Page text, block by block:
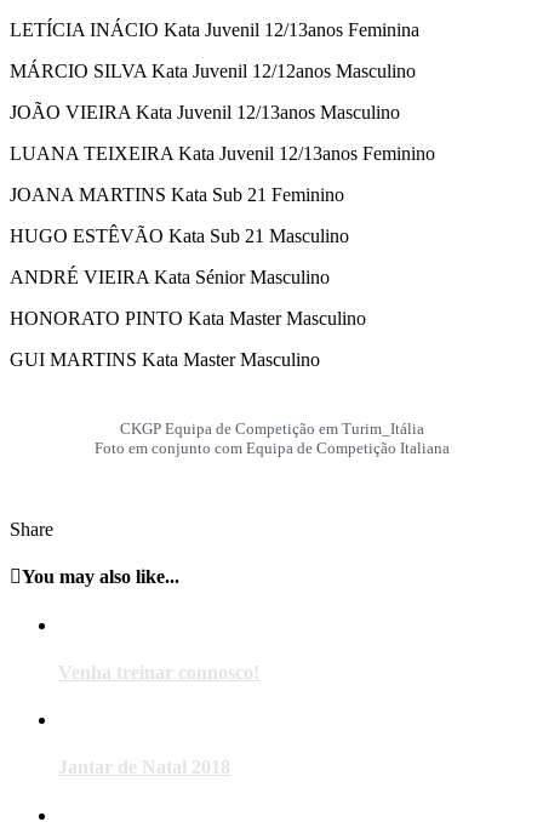
LETÍCIA INÁCIO Kata Juvenil 12/13anos Feminina
MÁRCIO SILVA Kata Juvenil 12/12anos Masculino
JOÃO VIEIRA Kata Juvenil 12/13anos Masculino
LUANA TEIXEIRA Kata Juvenil 12/13anos Feminino
JOANA MARTINS Kata Sub 21 Feminino
HUGO ESTÊVÃO Kata Sub 21 Masculino
ANDRÉ VIEIRA Kata Sénior Masculino
HONORATO PINTO Kata Master Masculino
GUI MARTINS Kata Master Masculino
CKGP Equipa de Competição em Turim_Itália
Foto em conjunto com Equipa de Competição Italiana
Share
You may also like...
Venha treinar connosco!
Jantar de Natal 2018